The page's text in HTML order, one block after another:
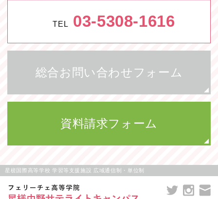
TEL 03-5308-1616
総合お問い合わせフォーム
資料請求フォーム
星槎国際高等学校 学習等支援施設 広域通信制・単位制